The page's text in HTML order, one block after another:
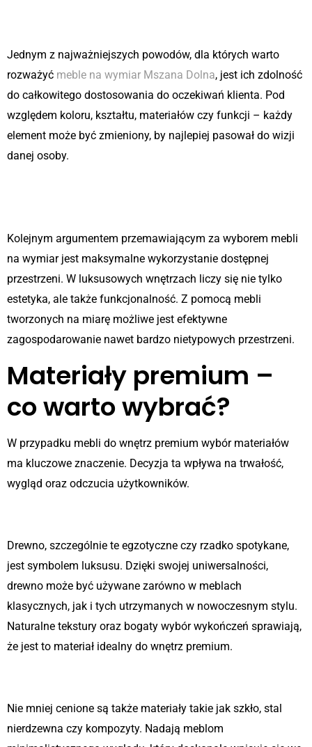
Jednym z najważniejszych powodów, dla których warto
rozważyć meble na wymiar Mszana Dolna, jest ich zdolność
do całkowitego dostosowania do oczekiwań klienta. Pod
względem koloru, kształtu, materiałów czy funkcji – każdy
element może być zmieniony, by najlepiej pasował do wizji
danej osoby.
Kolejnym argumentem przemawiającym za wyborem mebli
na wymiar jest maksymalne wykorzystanie dostępnej
przestrzeni. W luksusowych wnętrzach liczy się nie tylko
estetyka, ale także funkcjonalność. Z pomocą mebli
tworzonych na miarę możliwe jest efektywne
zagospodarowanie nawet bardzo nietypowych przestrzeni.
Materiały premium –
co warto wybrać?
W przypadku mebli do wnętrz premium wybór materiałów
ma kluczowe znaczenie. Decyzja ta wpływa na trwałość,
wygląd oraz odczucia użytkowników.
Drewno, szczególnie te egzotyczne czy rzadko spotykane,
jest symbolem luksusu. Dzięki swojej uniwersalności,
drewno może być używane zarówno w meblach
klasycznych, jak i tych utrzymanych w nowoczesnym stylu.
Naturalne tekstury oraz bogaty wybór wykończeń sprawiają,
że jest to materiał idealny do wnętrz premium.
Nie mniej cenione są także materiały takie jak szkło, stal
nierdzewna czy kompozyty. Nadają meblom